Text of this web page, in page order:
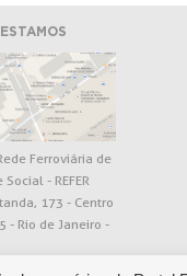
Ferroviária de
- REFER
173 - Centro
- Rio de Janeiro -